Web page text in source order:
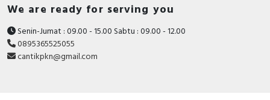
2 x Shaving net
1 x Manual
We are ready for serving you
Senin-Jumat : 09.00 - 15.00 Sabtu : 09.00 - 12.00
0895365525055
cantikpkn@gmail.com